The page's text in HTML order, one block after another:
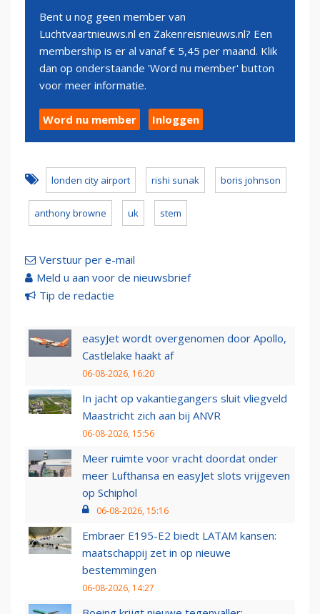
Bent u nog geen member van
Luchtvaartnieuws.nl en Zakenreisnieuws.nl? Een
membership is er al vanaf € 5,45 per maand. Klik
dan op onderstaande 'Word nu member' button
voor meer informatie.
Word nu member Inloggen
londen city airport rishi sunak boris johnson
anthony browne uk stem
Verstuur per e-mail
Meld u aan voor de nieuwsbrief
Tip de redactie
easyJet wordt overgenomen door Apollo,
Castlelake haakt af
06-08-2026, 16:20
In jacht op vakantiegangers sluit vliegveld
Maastricht zich aan bij ANVR
06-08-2026, 15:56
Meer ruimte voor vracht doordat onder
meer Lufthansa en easyJet slots vrijgeven
op Schiphol
06-08-2026, 15:16
Embraer E195-E2 biedt LATAM kansen:
maatschappij zet in op nieuwe
bestemmingen
06-08-2026, 14:27